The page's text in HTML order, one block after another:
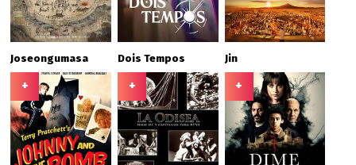
Joseongumasa Dois Tempos Jin
+ + +